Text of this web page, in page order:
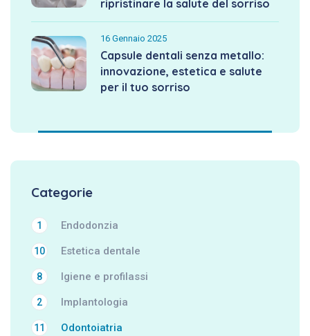
ripristinare la salute del sorriso
16 Gennaio 2025
Capsule dentali senza metallo:
innovazione, estetica e salute
per il tuo sorriso
Categorie
Endodonzia
1
Estetica dentale
10
Igiene e profilassi
8
Implantologia
2
Odontoiatria
11